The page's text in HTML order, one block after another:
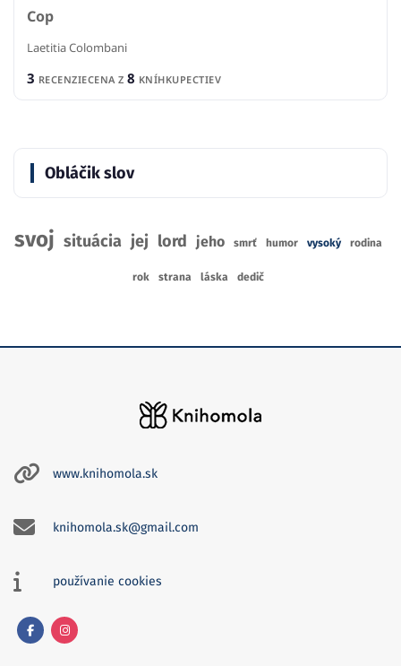
Cop
Laetitia Colombani
3 RECENZIECENA Z 8 KNÍHKUPECTIEV
Obláčik slov
svoj situácia jej lord jeho smrť humor vysoký rodina
rok strana láska dedič
www.knihomola.sk
knihomola.sk@gmail.com
používanie cookies